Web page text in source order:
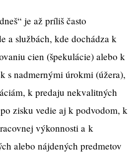
je až príliš často
a službách, kde dochádza k
cien (špekulácie) alebo k
s nadmernými úrokmi (úžera),
k predaju nekvalitných
zisku vedie aj k podvodom, k
výkonnosti a k
alebo nájdených predmetov